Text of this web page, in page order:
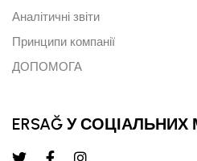
Аналітичні звіти
Принципи компанії
ДОПОМОГА
ERSAĞ У